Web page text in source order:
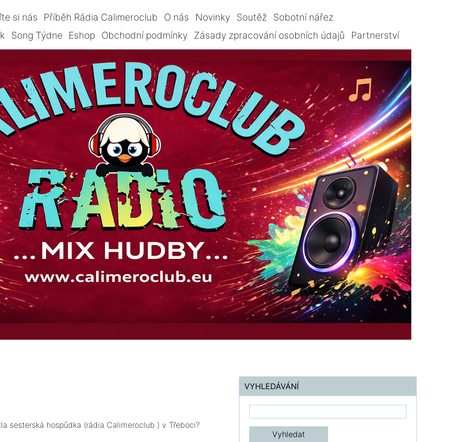
si nás Příběh Rádia Calimeroclub O nás Novinky Soutěž
Sobotní nářez
Song Týdne Eshop Obchodní podmínky Zásady zpracování osobních údajů Partnerství
sesterská hospůdka (rádia Calimeroclub ) v Třeboci?
VYHLEDÁVÁNÍ